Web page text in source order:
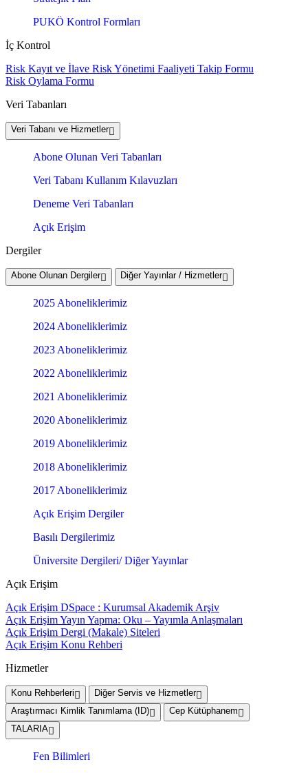
PUKÖ Kontrol Formları
İç Kontrol
Risk Kayıt ve İlave Risk Yönetimi Faaliyeti Takip Formu
Risk Oylama Formu
Veri Tabanları
Veri Tabanı ve Hizmetler
Abone Olunan Veri Tabanları
Veri Tabanı Kullanım Kılavuzları
Deneme Veri Tabanları
Açık Erişim
Dergiler
Abone Olunan Dergiler Diğer Yayınlar / Hizmetler
2025 Aboneliklerimiz
2024 Aboneliklerimiz
2023 Aboneliklerimiz
2022 Aboneliklerimiz
2021 Aboneliklerimiz
2020 Aboneliklerimiz
2019 Aboneliklerimiz
2018 Aboneliklerimiz
2017 Aboneliklerimiz
Açık Erişim Dergiler
Basılı Dergilerimiz
Üniversite Dergileri/ Diğer Yayınlar
Açık Erişim
Açık Erişim DSpace : Kurumsal Akademik Arşiv
Açık Erişim Yayın Yapma: Oku – Yayımla Anlaşmaları
Açık Erişim Dergi (Makale) Siteleri
Açık Erişim Konu Rehberi
Hizmetler
Konu Rehberleri
Diğer Servis ve Hizmetler
Araştırmacı Kimlik Tanımlama (ID)
Cep Kütüphanem
TALARIA
Fen Bilimleri